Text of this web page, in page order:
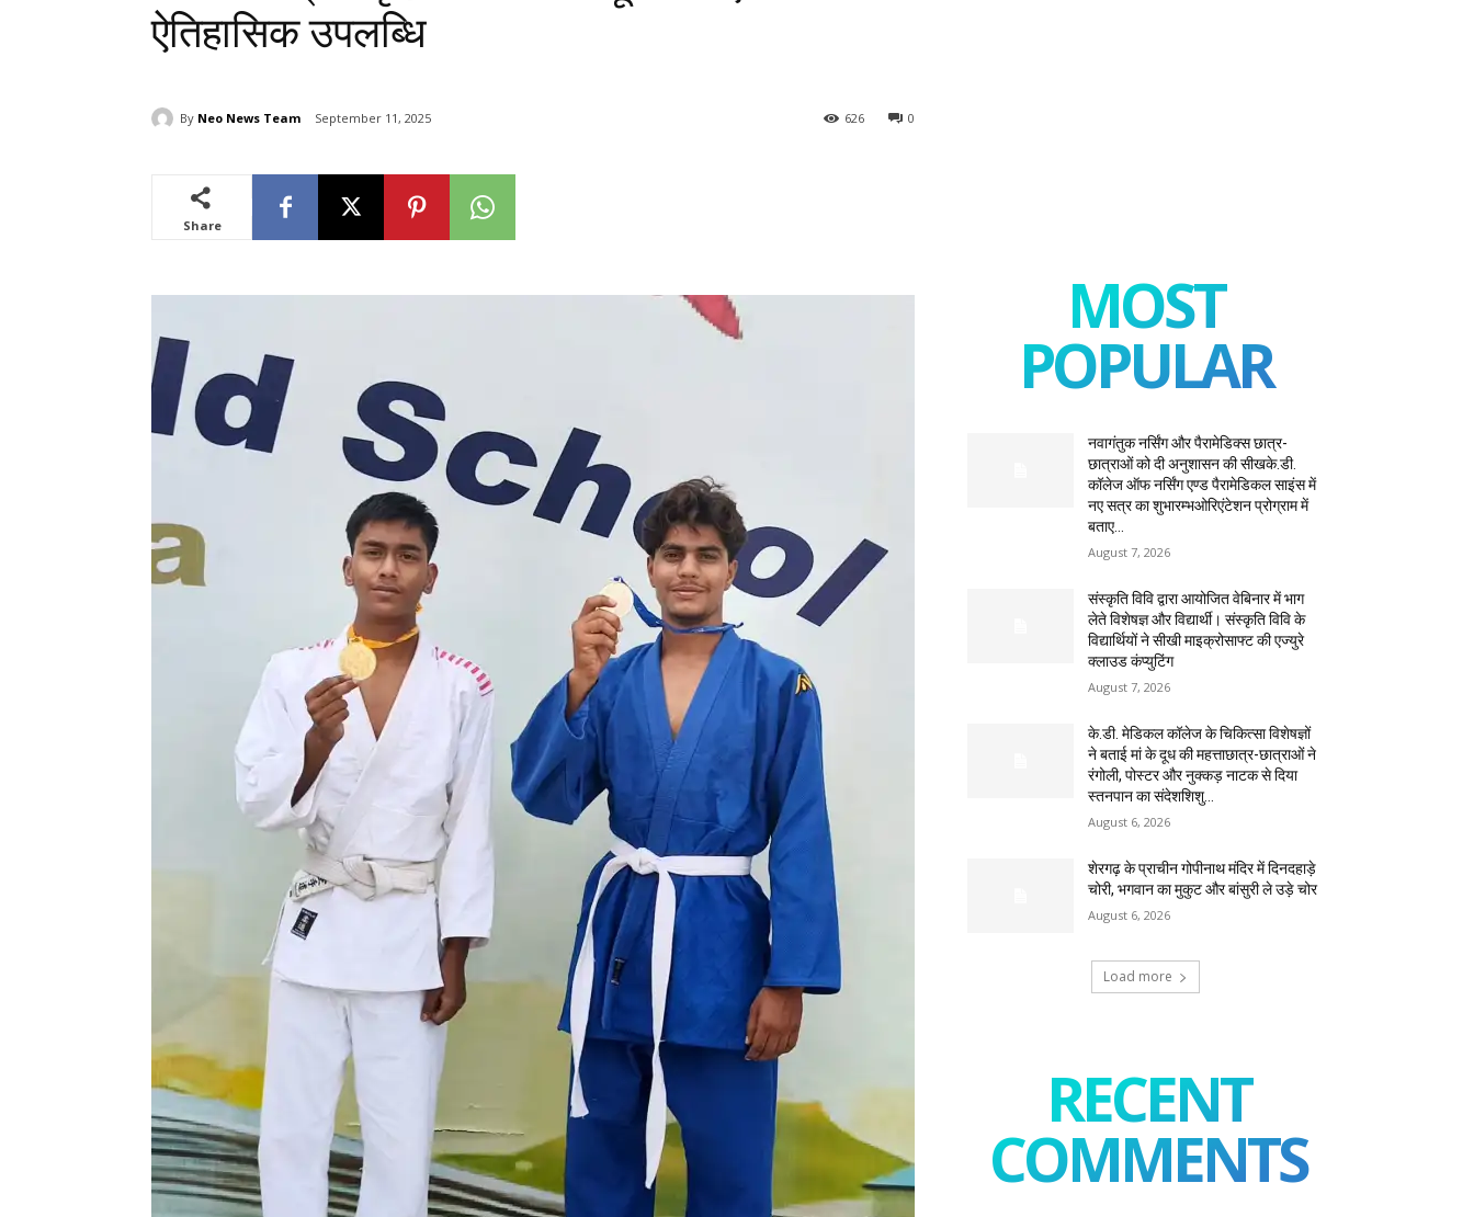
ऐतिहासिक उपलब्धि
By Neo News Team September 11, 2025 0
626
Share
MOST
POPULAR
नवागंतुक नर्सिंग और पैरामेडिक्स छात्र-
छात्राओं को दी अनुशासन की सीखके.डी.
कॉलेज ऑफ नर्सिंग एण्ड पैरामेडिकल साइंस में
नए सत्र का शुभारम्भओरिएंटेशन प्रोग्राम में
बताए...
August 7, 2026
संस्कृति विवि द्वारा आयोजित वेबिनार में भाग
लेते विशेषज्ञ और विद्यार्थी। संस्कृति विवि के
विद्यार्थियों ने सीखी माइक्रोसाफ्ट की एज्युरे
क्लाउड कंप्युटिंग
August 7, 2026
के.डी. मेडिकल कॉलेज के चिकित्सा विशेषज्ञों
ने बताई मां के दूध की महत्ताछात्र-छात्राओं ने
रंगोली, पोस्टर और नुक्कड़ नाटक से दिया
स्तनपान का संदेशशिशु...
August 6, 2026
शेरगढ़ के प्राचीन गोपीनाथ मंदिर में दिनदहाड़े
चोरी, भगवान का मुकुट और बांसुरी ले उड़े चोर
August 6, 2026
Load more
RECENT
COMMENTS